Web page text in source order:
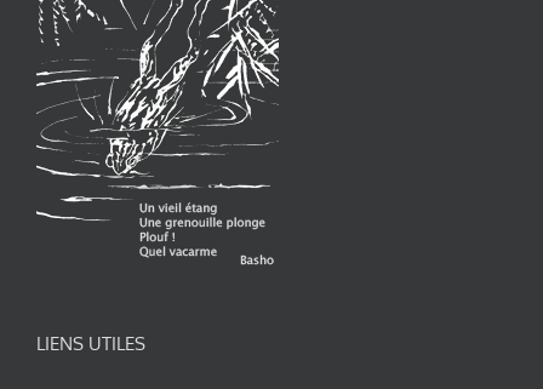
LIENS UTILES